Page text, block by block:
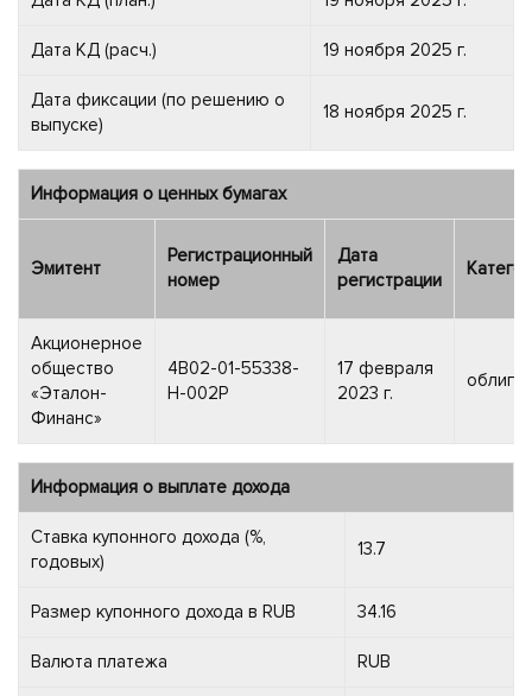
Дата КД (расч.) 19 ноября 2025 г.
Дата фиксации (по решению о
выпуске)
18 ноября 2025 г.
Информация о ценных бумагах
Эмитент
Регистрационный
номер
Дата
регистрации
Акционерное
общество
«Эталон-
Финанс»
4B02-01-55338-
H-002P
17 февраля
2023 г.
Информация о выплате дохода
Ставка купонного дохода (%,
годовых)
13.7
Размер купонного дохода в RUB 34.16
Валюта платежа RUB